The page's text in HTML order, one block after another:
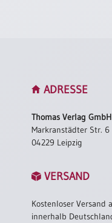
ADRESSE
Thomas Verlag GmbH
Markranstädter Str. 6
04229 Leipzig
VERSAND
Kostenloser Versand
innerhalb